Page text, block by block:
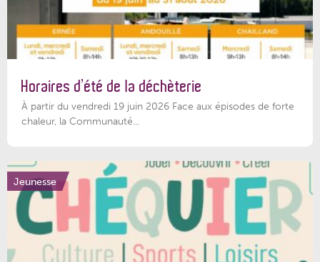
Horaires d’été de la déchèterie
À partir du vendredi 19 juin 2026 Face aux épisodes de forte
chaleur, la Communauté...
Jeunesse